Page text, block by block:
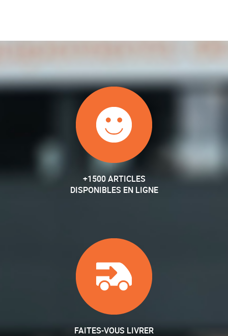
+1500 ARTICLES
DISPONIBLES EN LIGNE
FAITES-VOUS LIVRER